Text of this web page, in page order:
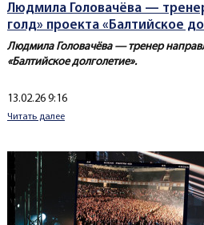
Людмила Головачёва —
голд» проекта «Балтийское
Людмила Головачёва — тренер
«Балтийское долголетие».
Создано
13.02.26 9:16
Читать далее